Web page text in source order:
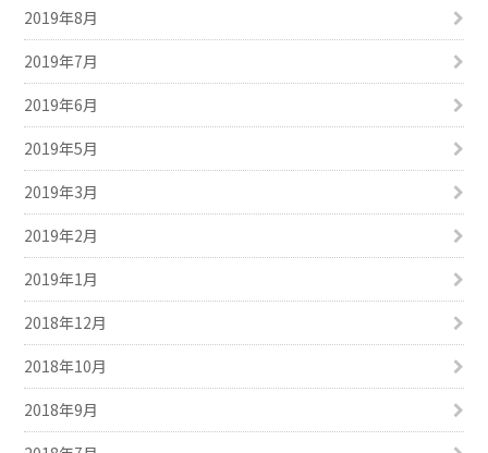
2019年8月
2019年7月
2019年6月
2019年5月
2019年3月
2019年2月
2019年1月
2018年12月
2018年10月
2018年9月